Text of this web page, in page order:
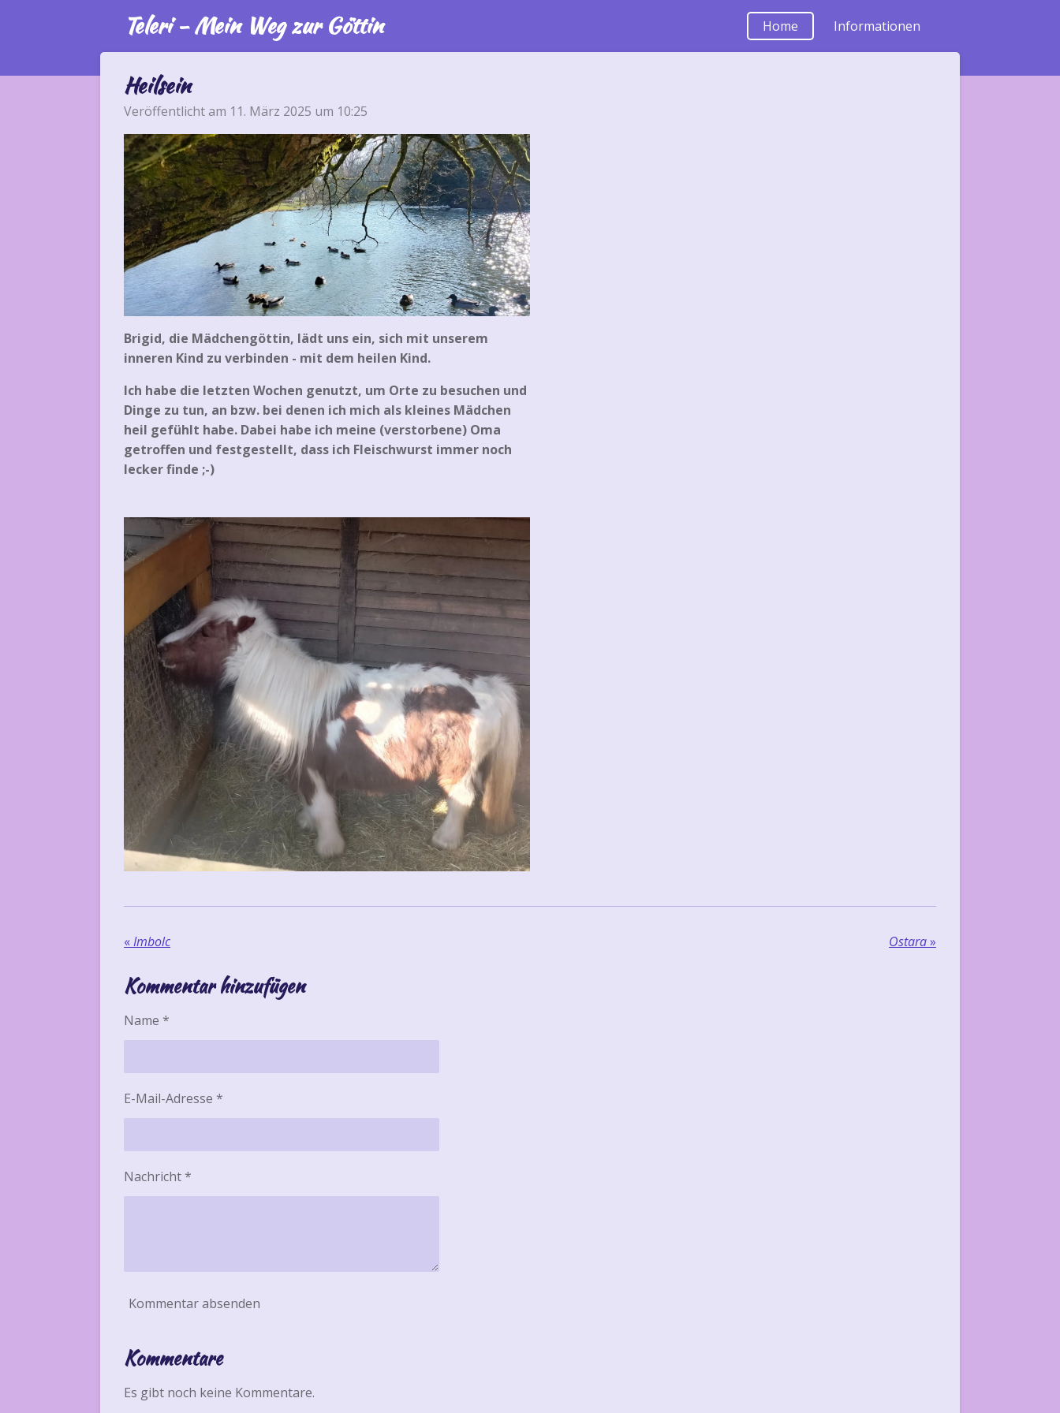
Teleri - Mein Weg zur Göttin Home Informationen
Heilsein
Veröffentlicht am 11. März 2025 um 10:25
Brigid, die Mädchengöttin, lädt uns ein, sich mit unserem
inneren Kind zu verbinden - mit dem heilen Kind.
Ich habe die letzten Wochen genutzt, um Orte zu besuchen und
Dinge zu tun, an bzw. bei denen ich mich als kleines Mädchen
heil gefühlt habe. Dabei habe ich meine (verstorbene) Oma
getroffen und festgestellt, dass ich Fleischwurst immer noch
lecker finde ;-)
«Imbolc Ostara»
Kommentar hinzufügen
Name *
E-Mail-Adresse *
Nachricht *
Kommentar absenden
Kommentare
Es gibt noch keine Kommentare.